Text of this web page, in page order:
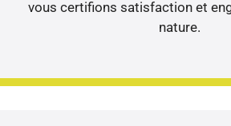
vous certifions satisfaction et
nature.